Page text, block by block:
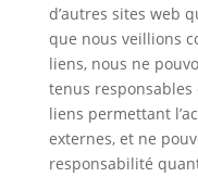
d’autres sites web
que nous veillions
liens, nous ne
tenus
liens permettant
externes, et ne
responsabilité